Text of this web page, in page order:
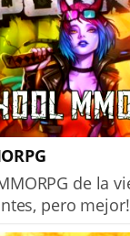
de la
pero mejor!